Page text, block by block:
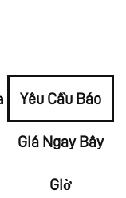
Yêu Cầu Báo
Giá Ngay Bây
Giờ